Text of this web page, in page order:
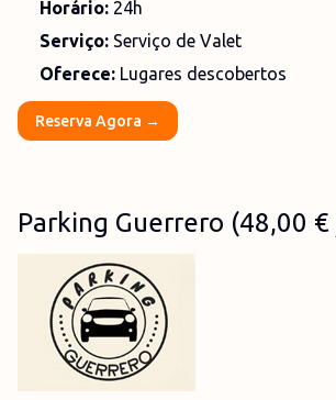
Horário: 24h
Serviço: Serviço de Valet
Oferece: Lugares descobertos
Reserva Agora →
Parking Guerrero (48,00 €